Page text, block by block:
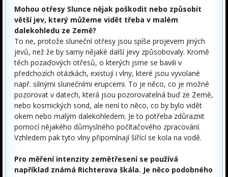
Mohou otřesy Slunce nějak poškodit nebo způsobit
větší jev, který můžeme vidět třeba v malém
dalekohledu ze Země?
To ne, protože sluneční otřesy jsou spíše projevem jiných
jevů, než že by samy nějaké další jevy způsobovaly. Kromě
těch pozaďových otřesů, o kterých jsme se bavili v
předchozích otázkách, existují i vlny, které jsou vyvolané
např. silnými slunečními erupcemi. To je něco, co je možné
pozorovat v datech, která jsou pozorovatelná buď ze Země,
nebo kosmických sond, ale není to něco, co by bylo vidět
okem nebo malým dalekohledem. Je to potřeba zdůraznit
pomocí nějakého důmyslného počítačového zpracování.
Vzhledem pak tyto vlny připomínají šířící se kola na vodě.
Pro měření intenzity zemětřesení se používá
například známá Richterova škála. Je něco podobného